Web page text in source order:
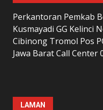
Perkantoran Pemkab
Kusmayadi GG Kelinci
Cibinong Tromol Pos
Jawa Barat Call Center
LAMAN